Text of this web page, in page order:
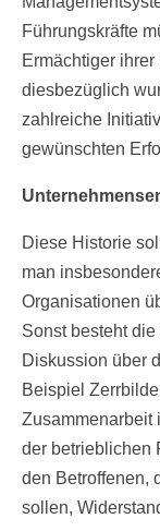
Führungskräfte
Ermächtiger ihrer
diesbezüglich
zahlreiche
gewünschten
Diese Historie
man
Organisationen
Sonst besteht
Diskussion über
Beispiel
Zusammenarbeit
der betrieblichen
den Betroffenen,
sollen,